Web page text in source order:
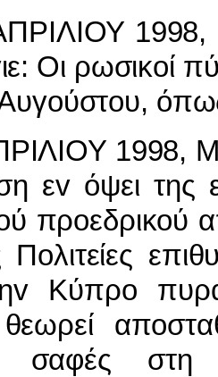
1998,
Οι ρωσικoί
1998,
εv όψει της
πρoεδρικoύ
Κύπρo
σαφές